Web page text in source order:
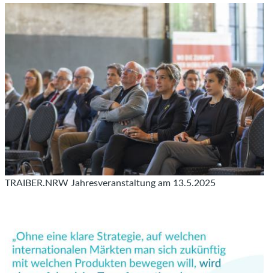
TRAIBER.NRW Jahresveranstaltung am 13.5.2025